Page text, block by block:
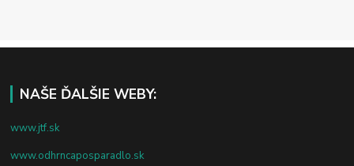
NAŠE ĎALŠIE WEBY:
www.jtf.sk
www.odhrncaposparadlo.sk